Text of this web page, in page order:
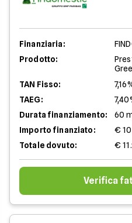
Finanziaria:
Prodotto:
TAN Fisso:
TAEG:
Durata finanziamento:
60
Importo finanziato:
€
Totale dovuto:
€
Verifica